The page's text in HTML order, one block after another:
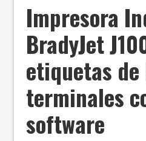
Impresora
BradyJet
etiquetas de
terminales
software